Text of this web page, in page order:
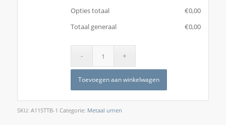
Opties totaal
€‎0,00
Totaal generaal
€‎0,00
Toevoegen aan winkelwagen
SKU: A11STTB-1 Categorie: Metaal urnen